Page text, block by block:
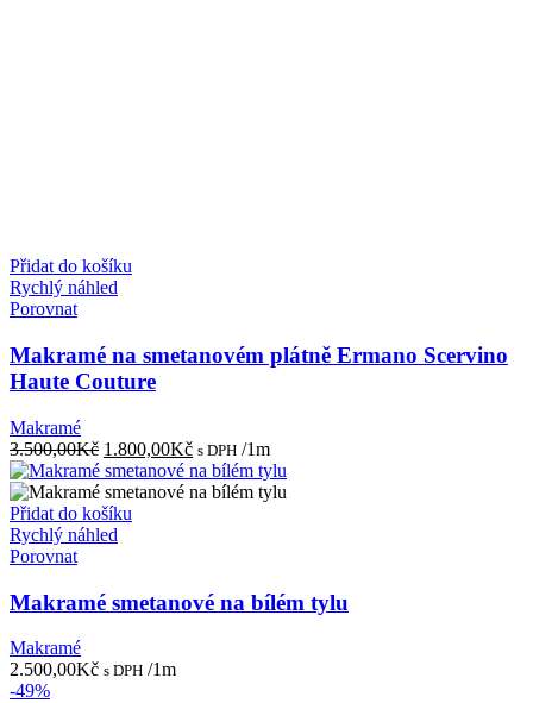
Přidat do košíku
Rychlý náhled
Porovnat
Makramé na smetanovém plátně Ermano Scervino
Haute Couture
Makramé
3.500,00Kč Původní
cena
byla:
3.500,00Kč.
1.800,00KčAktuální
cena
je:
s DPH /1m
Přidat do košíku
Rychlý náhled
Porovnat
Makramé smetanové na bílém tylu
Makramé
2.500,00Kč s DPH /1m
-49%